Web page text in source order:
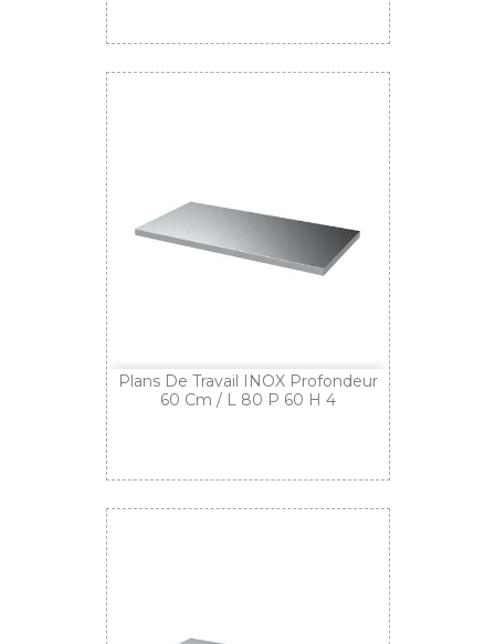
Plans De Travail INOX Profondeur
60 Cm / L 80 P 60 H 4